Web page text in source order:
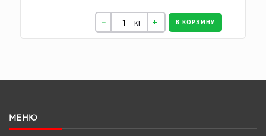
кг В КОРЗИНУ
МЕНЮ